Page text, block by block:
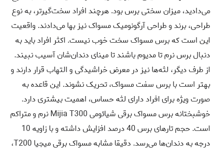
می‌دادید، میزان سختی برس بود. هرچند افراد سخت‌گیرتر، به نوع
طراحی، برند و طراحی آرگونومیک مسواک نیز بها می‌دادند. واقعیت
این است که برس مسواک سخت خوب نیست. اکثر افراد باید به
دنبال برس نرم تا مدیوم باشند تا مینای دندان‌شان آسیب نبیند.
از طرف دیگر، لثه‌ها نیز در معرض خراشیدگی و التهاب قرار دارند و
بهتر است با برس سفت مسواک، تحریک نشوند. این قاعده به
صورت ویژه برای افراد دارای لثه حساس، اهمیت بیشتری دارد.
خوشبختانه برس مسواک برقی شیائومی Mijia T300 نرم و متراکم
است. حجم تارهای برس 40 درصد افزایش داشته
و با زاویه 10
درجه به دندان‌ها می‌رسد. دقیقا مشابه مسواک برقی میجیا T200،